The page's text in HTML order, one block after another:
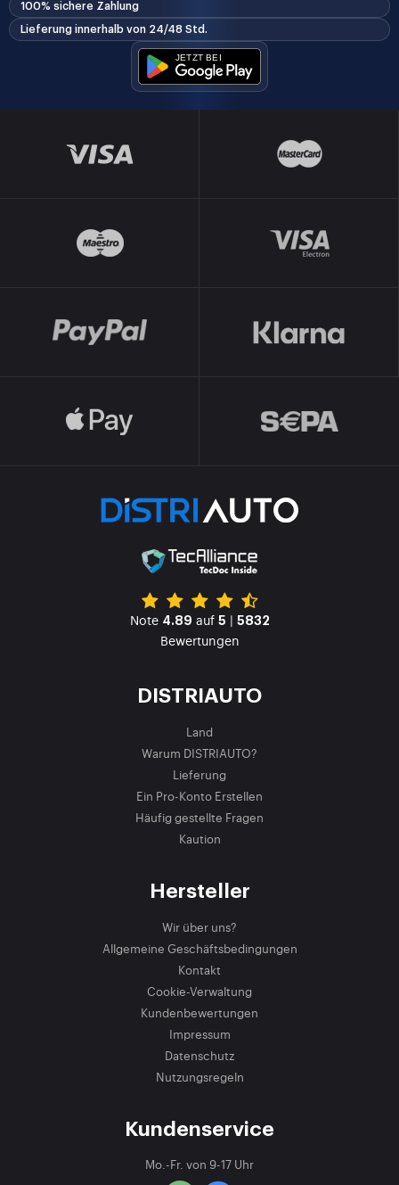
100% sichere Zahlung
Lieferung innerhalb von 24/48 Std.
Note 4.89 auf 5 | 5832
Bewertungen
DISTRIAUTO
Land
Warum DISTRIAUTO?
Lieferung
Ein Pro-Konto Erstellen
Häufig gestellte Fragen
Kaution
Hersteller
Wir über uns?
Allgemeine Geschäftsbedingungen
Kontakt
Cookie-Verwaltung
Kundenbewertungen
Impressum
Datenschutz
Nutzungsregeln
Kundenservice
Mo.-Fr. von 9-17 Uhr